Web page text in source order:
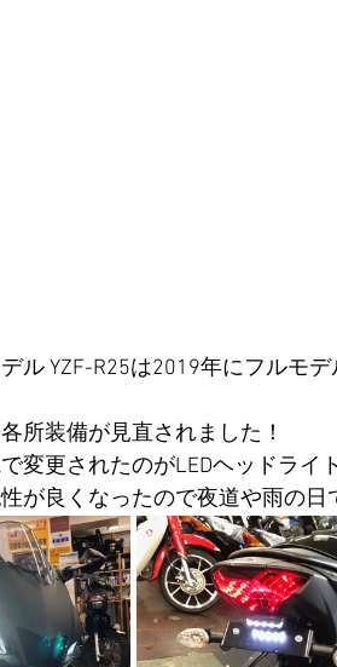
ル YZF-R25は2019年にフルモ
所装備が見直されました！
変更されたのがLEDヘッドライ
が良くなったので夜道や雨の